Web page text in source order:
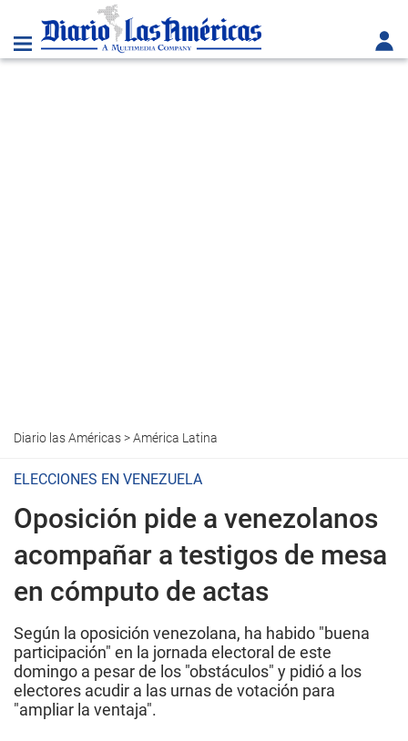
Diario las Américas>América Latina
ELECCIONES EN VENEZUELA
Oposición pide a venezolanos
acompañar a testigos de mesa
en cómputo de actas
Según la oposición venezolana, ha habido "buena
participación" en la jornada electoral de este
domingo a pesar de los "obstáculos" y pidió a los
electores acudir a las urnas de votación para
"ampliar la ventaja".